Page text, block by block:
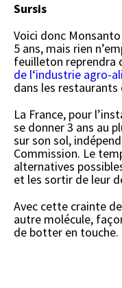
Sursis
Voici donc
5 ans, mais rien
feuilleton reprendra
de l‘industrie agro-
dans les restaurants
La France, pour
se donner 3 ans au
sur son sol,
Commission. Le
alternatives
et les sortir de leur
Avec cette crainte
autre molécule,
de botter en touche.